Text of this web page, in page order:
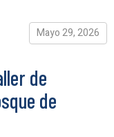
Mayo 29, 2026
de
de